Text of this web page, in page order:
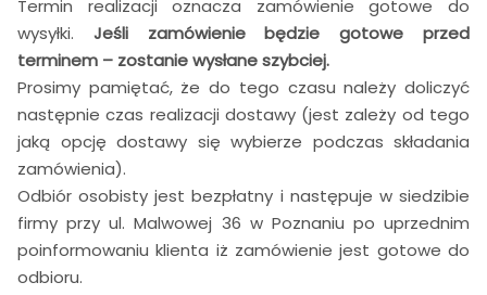
Termin realizacji oznacza zamówienie gotowe do
wysyłki. Jeśli zamówienie będzie gotowe przed
terminem – zostanie wysłane szybciej.
Prosimy pamiętać, że do tego czasu należy doliczyć
następnie czas realizacji dostawy (jest zależy od tego
jaką opcję dostawy się wybierze podczas składania
zamówienia).
Odbiór osobisty jest bezpłatny i następuje w siedzibie
firmy przy ul. Malwowej 36 w Poznaniu po uprzednim
poinformowaniu klienta iż zamówienie jest gotowe do
odbioru.